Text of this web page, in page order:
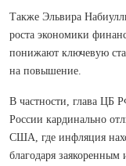
Также Эльвира
роста экономики
понижают ключевую
на повышение.
В частности, глава ЦБ
России кардинально
США, где инфляция
благодаря